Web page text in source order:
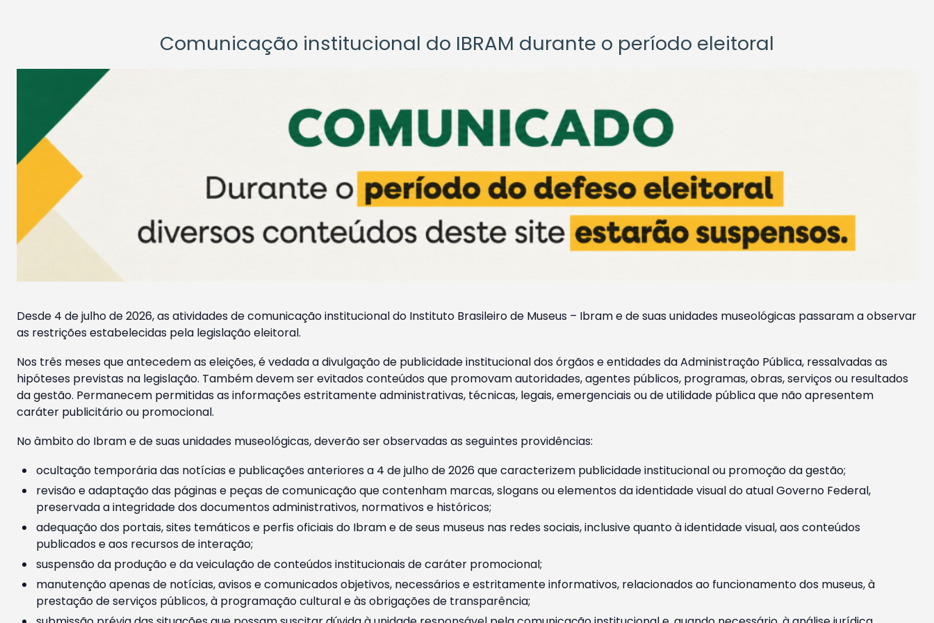
Comunicação institucional do IBRAM durante o período eleitoral
Desde 4 de julho de 2026, as atividades de comunicação institucional do Instituto Brasileiro de Museus – Ibram e de suas unidades museológicas passaram a observar
as restrições estabelecidas pela legislação eleitoral.
Nos três meses que antecedem as eleições, é vedada a divulgação de publicidade institucional dos órgãos e entidades da Administração Pública, ressalvadas as
hipóteses previstas na legislação. Também devem ser evitados conteúdos que promovam autoridades, agentes públicos, programas, obras, serviços ou resultados
da gestão. Permanecem permitidas as informações estritamente administrativas, técnicas, legais, emergenciais ou de utilidade pública que não apresentem
caráter publicitário ou promocional.
No âmbito do Ibram e de suas unidades museológicas, deverão ser observadas as seguintes providências:
ocultação temporária das notícias e publicações anteriores a 4 de julho de 2026 que caracterizem publicidade institucional ou promoção da gestão;
revisão e adaptação das páginas e peças de comunicação que contenham marcas, slogans ou elementos da identidade visual do atual Governo Federal,
preservada a integridade dos documentos administrativos, normativos e históricos;
adequação dos portais, sites temáticos e perfis oficiais do Ibram e de seus museus nas redes sociais, inclusive quanto à identidade visual, aos conteúdos
publicados e aos recursos de interação;
suspensão da produção e da veiculação de conteúdos institucionais de caráter promocional;
manutenção apenas de notícias, avisos e comunicados objetivos, necessários e estritamente informativos, relacionados ao funcionamento dos museus, à
prestação de serviços públicos, à programação cultural e às obrigações de transparência;